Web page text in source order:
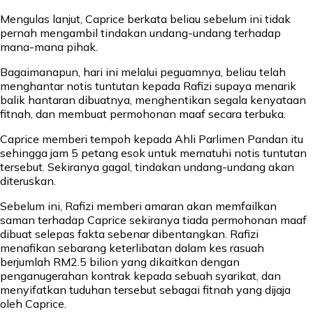
Mengulas lanjut, Caprice berkata beliau sebelum ini tidak
pernah mengambil tindakan undang-undang terhadap
mana-mana pihak.
Bagaimanapun, hari ini melalui peguamnya, beliau telah
menghantar notis tuntutan kepada Rafizi supaya menarik
balik hantaran dibuatnya, menghentikan segala kenyataan
fitnah, dan membuat permohonan maaf secara terbuka.
Caprice memberi tempoh kepada Ahli Parlimen Pandan itu
sehingga jam 5 petang esok untuk mematuhi notis tuntutan
tersebut. Sekiranya gagal, tindakan undang-undang akan
diteruskan.
Sebelum ini, Rafizi memberi amaran akan memfailkan
saman terhadap Caprice sekiranya tiada permohonan maaf
dibuat selepas fakta sebenar dibentangkan. Rafizi
menafikan sebarang keterlibatan dalam kes rasuah
berjumlah RM2.5 bilion yang dikaitkan dengan
penganugerahan kontrak kepada sebuah syarikat, dan
menyifatkan tuduhan tersebut sebagai fitnah yang dijaja
oleh Caprice.